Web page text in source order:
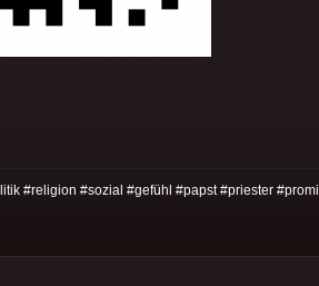
#religion #sozial #gefühl #papst #priester #promi